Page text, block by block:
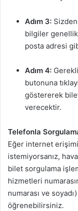
Adım 3:
bilgiler
posta adresi
Adım 4:
butonuna
göstererek
verecektir.
Telefonla
Eğer internet
istemiyorsanız,
bilet sorgulama
hizmetleri
numarası ve
öğrenebilirsiniz.